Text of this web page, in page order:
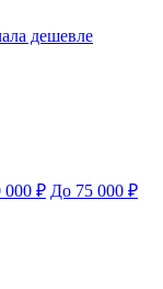
дешевле
000 ₽ До 75 000 ₽